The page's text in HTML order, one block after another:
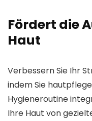
Fördert die
Haut
Verbessern Sie Ihr
indem Sie
Hygieneroutine
Ihre Haut von